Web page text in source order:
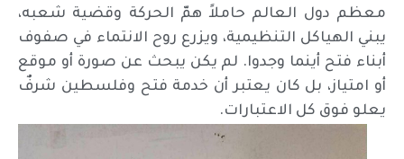
معظم دول العالم حاملاً همّ الحركة وقضية شعبه،
يبني الهياكل التنظيمية، ويزرع روح الانتماء في صفوف
أبناء فتح أينما وجدوا. لم يكن يبحث عن صورة أو موقع
أو امتياز، بل كان يعتبر أن خدمة فتح وفلسطين شرفٌ
يعلو فوق كل الاعتبارات.